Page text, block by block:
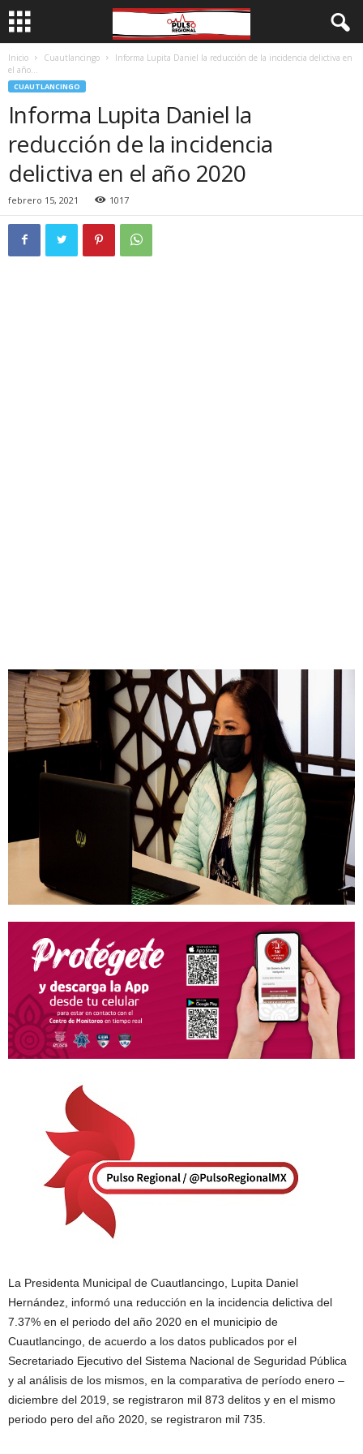
Inicio Cuautlancingo
Informa Lupita Daniel la reducción de la incidencia delictiva en
el año...
CUAUTLANCINGO
Informa Lupita Daniel la
reducción de la incidencia
delictiva en el año 2020
febrero 15, 2021 1017
La Presidenta Municipal de Cuautlancingo, Lupita Daniel
Hernández, informó una reducción en la incidencia delictiva del
7.37% en el periodo del año 2020 en el municipio de
Cuautlancingo, de acuerdo a los datos publicados por el
Secretariado Ejecutivo del Sistema Nacional de Seguridad Pública
y al análisis de los mismos, en la comparativa de período enero –
diciembre del 2019, se registraron mil 873 delitos y en el mismo
periodo pero del año 2020, se registraron mil 735.